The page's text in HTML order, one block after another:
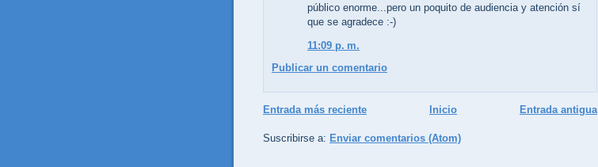
público enorme...pero un poquito de audiencia y atención sí
que se agradece :-)
11:09 p. m.
Publicar un comentario
Entrada más reciente Entrada antigua
Inicio
Suscribirse a: Enviar comentarios (Atom)